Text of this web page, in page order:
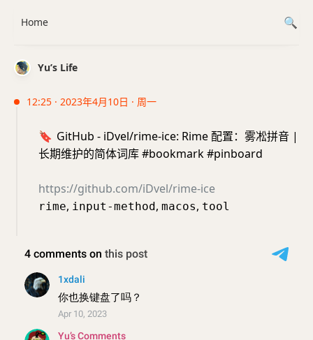
Yu’s Life
12:25 · 2023年4月10日 · 周一
🔖 GitHub - iDvel/rime-ice: Rime 配置：雾凇拼音 |
长期维护的简体词库 #bookmark #pinboard
https://github.com/iDvel/rime-ice
rime, input-method, macos, tool
Home